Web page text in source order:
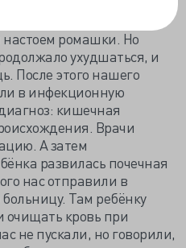
страшного в этом
настоем ромашки. Но
ухудшаться, и
После этого нашего
в инфекционную
кишечная
Врачи
А затем
развилась почечная
нас отправили в
Там ребёнку
очищать кровь при
не пускали, но говорили,